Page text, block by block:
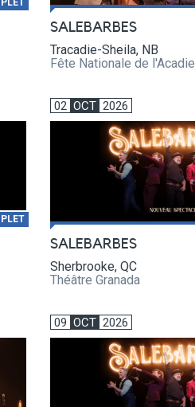
SALEBARBES
Tracadie-Sheila, NB
Fête Nationale de l'Acadie
02 OCT 2026
SALEBARBES
Sherbrooke, QC
Théâtre Granada
09 OCT 2026